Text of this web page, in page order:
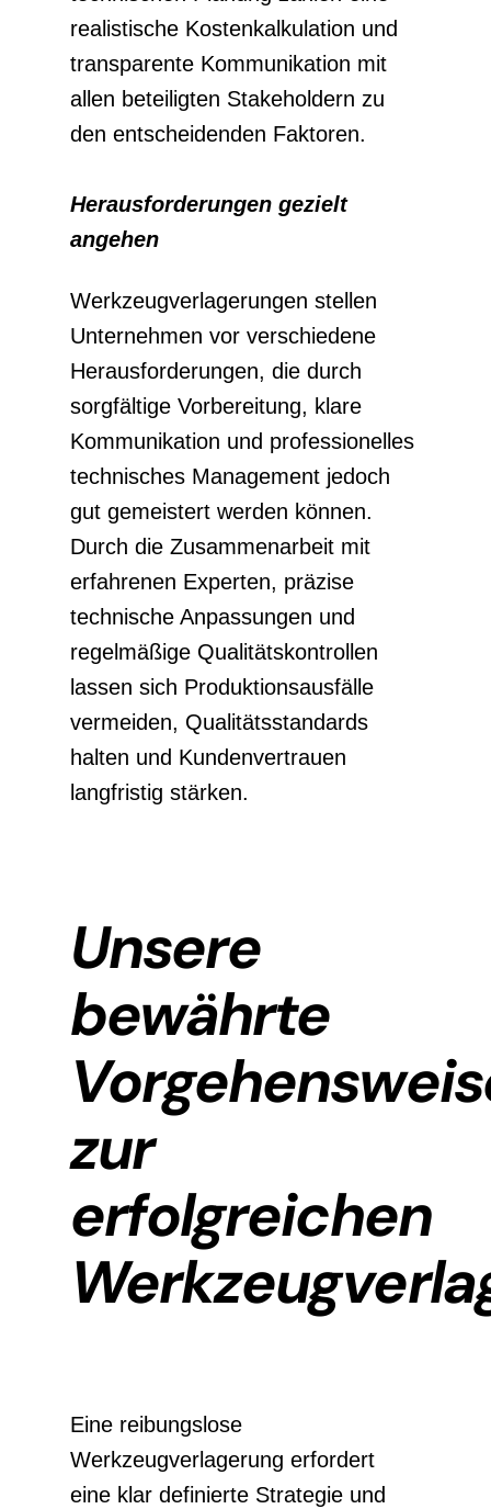
realistische Kostenkalkulation und
transparente Kommunikation mit
allen beteiligten Stakeholdern zu
den entscheidenden Faktoren.
Herausforderungen gezielt
angehen
Werkzeugverlagerungen stellen
Unternehmen vor verschiedene
Herausforderungen, die durch
sorgfältige Vorbereitung, klare
Kommunikation und professionelles
technisches Management jedoch
gut gemeistert werden können.
Durch die Zusammenarbeit mit
erfahrenen Experten, präzise
technische Anpassungen und
regelmäßige Qualitätskontrollen
lassen sich Produktionsausfälle
vermeiden, Qualitätsstandards
halten und Kundenvertrauen
langfristig stärken.
Unsere
bewährte
zur
erfolgreichen
Eine reibungslose
Werkzeugverlagerung erfordert
eine klar definierte Strategie und